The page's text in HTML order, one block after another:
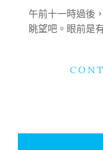
11
午前十一時過後
眺望吧。眼前是